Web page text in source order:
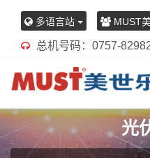
多语言站 MUST
总机号码：0757-
光